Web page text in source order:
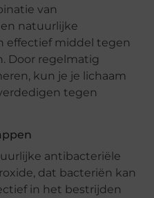
van
natuurlijke
effectief middel tegen
Door regelmatig
kun je je lichaam
tegen
antibacteriële
dat bacteriën kan
in het bestrijden